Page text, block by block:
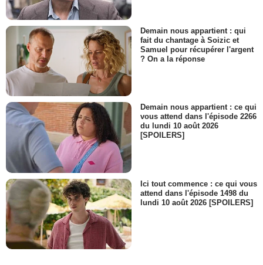
Demain nous appartient : qui
fait du chantage à Soizic et
Samuel pour récupérer l'argent
? On a la réponse
Demain nous appartient : ce qui
vous attend dans l'épisode 2266
du lundi 10 août 2026
[SPOILERS]
Ici tout commence : ce qui vous
attend dans l'épisode 1498 du
lundi 10 août 2026 [SPOILERS]